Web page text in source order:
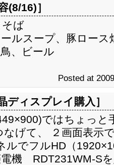
(8/16)］
そば
ルスープ、豚ロース
、ビール
Posted at
ディスプレイ購入 ］
ではちょっと
げて、 ２画面表示
ルでフルHD（
機 RDT231WM-S